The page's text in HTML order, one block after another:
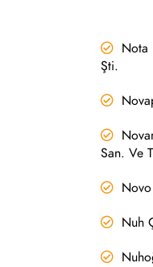
Nota
Şti.
San. Ve
Nuh